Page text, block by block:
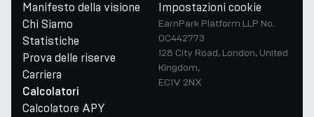
Manifesto della visione
Chi Siamo
Statistiche
Prova delle riserve
Carriera
Calcolatori
Calcolatore APY
Impostazioni cookie
EarnPark Platform LLP No.
OC442773
128 City Road, London, United
Kingdom,
EC1V 2NX